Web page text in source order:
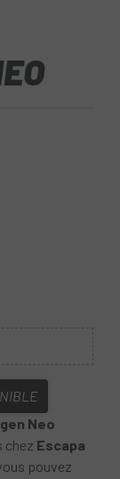
Neo
chez Escapa
pouvez